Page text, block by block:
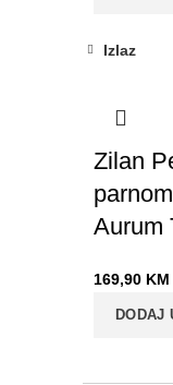
Izlaz
Zilan
Aurum
169,90 KM
DODAJ